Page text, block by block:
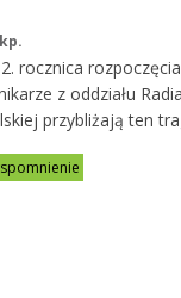
rocznica
z oddziału
przybliżają ten